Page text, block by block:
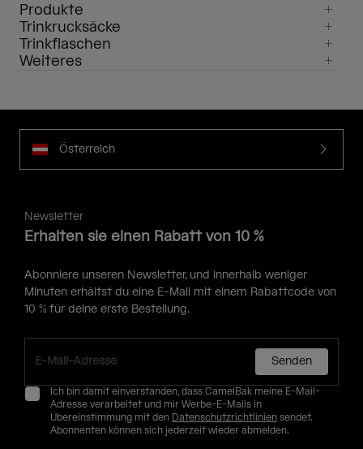
Produkte
Trinkrucksäcke
Trinkflaschen
Weiteres
Österreich
Newsletter
Erhalten sie einen Rabatt von 10 %
Abonniere unseren Newsletter, und innerhalb weniger
Minuten erhältst du eine E-Mail mit einem Rabattcode von
10 % für deine erste Bestellung.
Senden
Ich bin damit einverstanden, dass CamelBak meine E-Mail-
Adresse verarbeitet und mir Werbe-E-Mails in
Übereinstimmung mit den Datenschutzrichtlinien sendet.
Abonnenten können sich jederzeit wieder abmelden.